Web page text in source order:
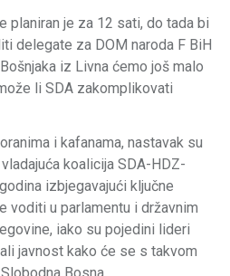
planiran je za 12 sati, do tada bi
delegate za DOM naroda F BiH
iz Livna ćemo još malo
li SDA zakomplikovati
i kafanama, nastavak su
koalicija SDA-HDZ-
izbjegavajući ključne
voditi u parlamentu i državnim
iako su pojedini lideri
javnost kako će se s takvom